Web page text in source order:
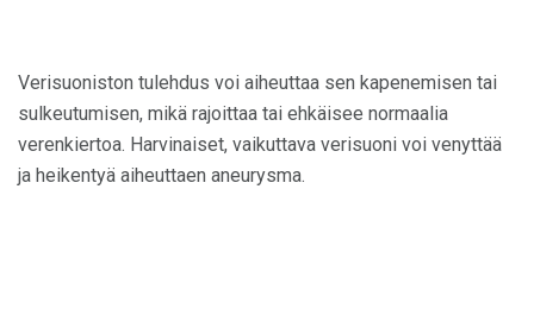
Verisuoniston tulehdus voi aiheuttaa sen kapenemisen tai
sulkeutumisen, mikä rajoittaa tai ehkäisee normaalia
verenkiertoa. Harvinaiset, vaikuttava verisuoni voi venyttää
ja heikentyä aiheuttaen aneurysma.